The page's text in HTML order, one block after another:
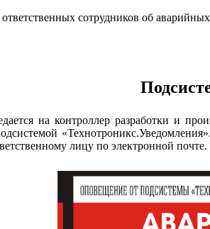
сотрудников об
на контроллер разработки и
лицу по электронной